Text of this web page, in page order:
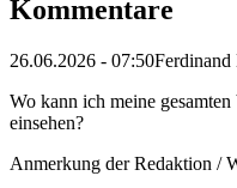
Kommentare
26.06.2026 - 07:50
Wo kann ich meine
einsehen?
Anmerkung der Redaktion /